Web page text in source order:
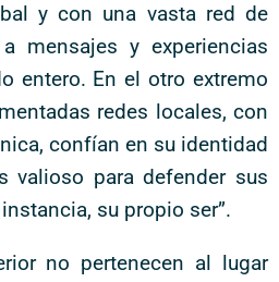
y con una vasta red de
mensajes y experiencias
entero. En el otro extremo
redes locales, con
confían en su identidad
valioso para defender sus
su propio ser”.
no pertenecen al lugar